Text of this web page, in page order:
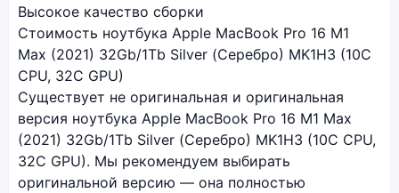
Высокое качество сборки
Стоимость ноутбука Apple MacBook Pro 16 M1
Max (2021) 32Gb/1Tb Silver (Серебро) MK1H3 (10C
CPU, 32C GPU)
Существует не оригинальная и оригинальная
версия ноутбука Apple MacBook Pro 16 M1 Max
(2021) 32Gb/1Tb Silver (Серебро) MK1H3 (10C CPU,
32C GPU). Мы рекомендуем выбирать
оригинальной версию — она полностью